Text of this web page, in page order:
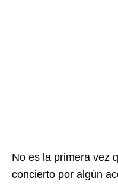
No es la primera vez
concierto por algún